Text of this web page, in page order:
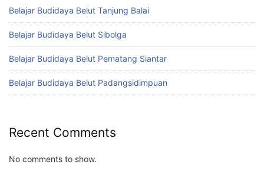
Belajar Budidaya Belut Tanjung Balai
Belajar Budidaya Belut Sibolga
Belajar Budidaya Belut Pematang Siantar
Belajar Budidaya Belut Padangsidimpuan
Recent Comments
No comments to show.